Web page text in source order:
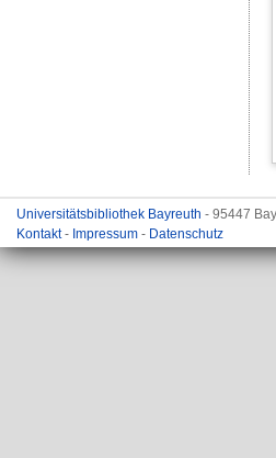
Universitätsbibliothek Bayreuth - 95447
Kontakt- Impressum - Datenschutz